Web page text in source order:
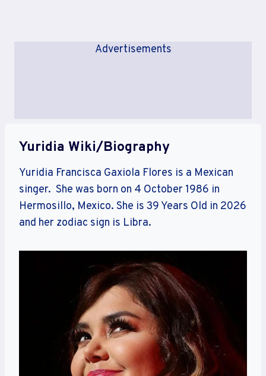
Advertisements
Yuridia Wiki/Biography
Yuridia Francisca Gaxiola Flores is a Mexican
singer. She was born on 4 October 1986 in
Hermosillo, Mexico. She is 39 Years Old in 2026
and her zodiac sign is Libra.